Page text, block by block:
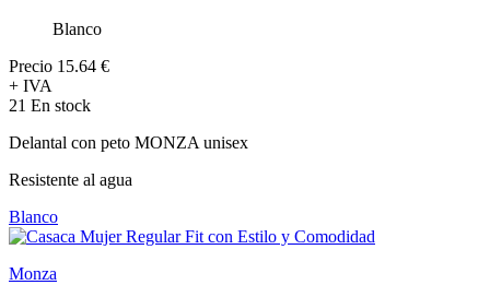
Blanco
Precio 15.64 €
+ IVA
21 En stock
Delantal con peto MONZA unisex
Resistente al agua
Blanco
Monza